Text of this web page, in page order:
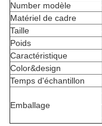
Number modèle
Matériel de cadre
Taille
Poids
Caractéristique
Color&design
Temps d'échantillon
Emballage